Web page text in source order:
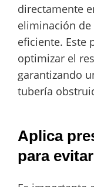
directamente
eliminación
eficiente. Este
optimizar el
garantizando
tubería
Aplica
para